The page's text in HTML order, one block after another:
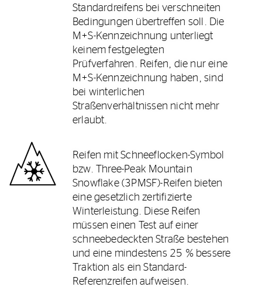
Standardreifens bei verschneiten
Bedingungen übertreffen soll. Die
M+S-Kennzeichnung unterliegt
keinem festgelegten
Prüfverfahren. Reifen, die nur eine
M+S-Kennzeichnung haben, sind
bei winterlichen
Straßenverhältnissen nicht mehr
erlaubt.
Reifen mit Schneeflocken-Symbol
bzw. Three-Peak Mountain
Snowflake (3PMSF)-Reifen bieten
eine gesetzlich zertifizierte
Winterleistung. Diese Reifen
müssen einen Test auf einer
schneebedeckten Straße bestehen
und eine mindestens 25 % bessere
Traktion als ein Standard-
Referenzreifen aufweisen.